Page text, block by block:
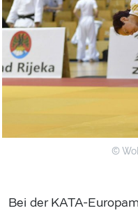
©
Bei der KATA-